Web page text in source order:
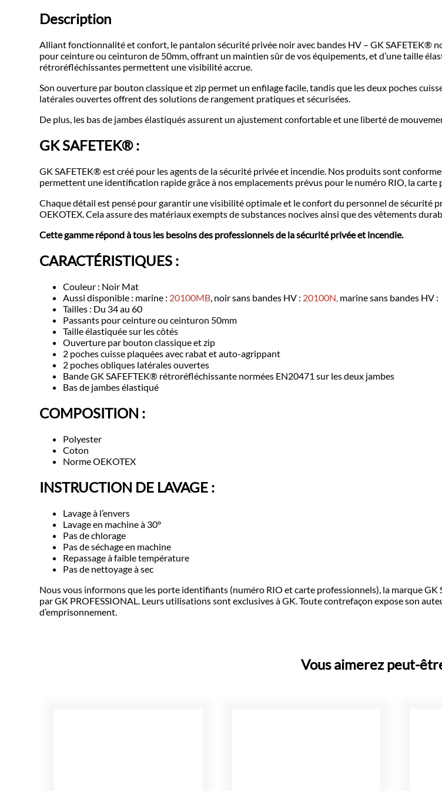
Description
Alliant fonctionnalité et confort, le pantalon sécurité privée noir avec bandes HV – GK SAFETEK®️
pour ceinture ou ceinturon de 50mm, offrant un maintien sûr de vos équipements, et d’une taille
rétroréfléchissantes permettent une visibilité accrue.
Son ouverture par bouton classique et zip permet un enfilage facile, tandis que les deux poches
latérales ouvertes offrent des solutions de rangement pratiques et sécurisées.
De plus, les bas de jambes élastiqués assurent un ajustement confortable et une liberté de
GK SAFETEK®️ :
GK SAFETEK®️ est créé pour les agents de la sécurité privée et incendie. Nos produits sont
permettent une identification rapide grâce à nos emplacements prévus pour le numéro RIO, la
Chaque détail est pensé pour garantir une visibilité optimale et le confort du personnel de sécurité
OEKOTEX. Cela assure des matériaux exempts de substances nocives ainsi que des vêtements
Cette gamme répond à tous les besoins des professionnels de la sécurité privée et incendie.
CARACTÉRISTIQUES :
Couleur : Noir Mat
Aussi disponible : marine : 20100MB, noir sans bandes HV : 20100N, marine sans bandes HV :
Tailles : Du 34 au 60
Passants pour ceinture ou ceinturon 50mm
Taille élastiquée sur les côtés
Ouverture par bouton classique et zip
2 poches cuisse plaquées avec rabat et auto-agrippant
2 poches obliques latérales ouvertes
Bande GK SAFEFTEK®️ rétroréfléchissante normées EN20471 sur les deux jambes
Bas de jambes élastiqué
COMPOSITION :
Polyester
Coton
Norme OEKOTEX
INSTRUCTION DE LAVAGE :
Lavage à l’envers
Lavage en machine à 30°
Pas de chlorage
Pas de séchage en machine
Repassage à faible température
Pas de nettoyage à sec
Nous vous informons que les porte identifiants (numéro RIO et carte professionnels), la marque
par GK PROFESSIONAL. Leurs utilisations sont exclusives à GK. Toute contrefaçon expose son
d’emprisonnement.
Vous aimerez peut-